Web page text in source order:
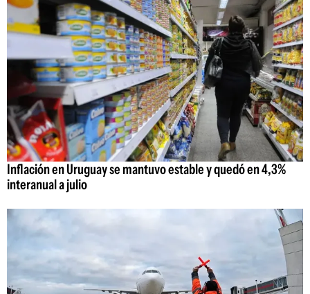
Inflación en Uruguay se mantuvo estable y quedó en 4,3%
interanual a julio